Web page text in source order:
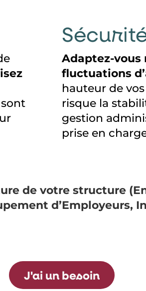
sont
Adaptez-vous
fluctuations
hauteur de
risque la
gestion
prise en
de votre structure
d’Employeurs,
J'ai un besoin